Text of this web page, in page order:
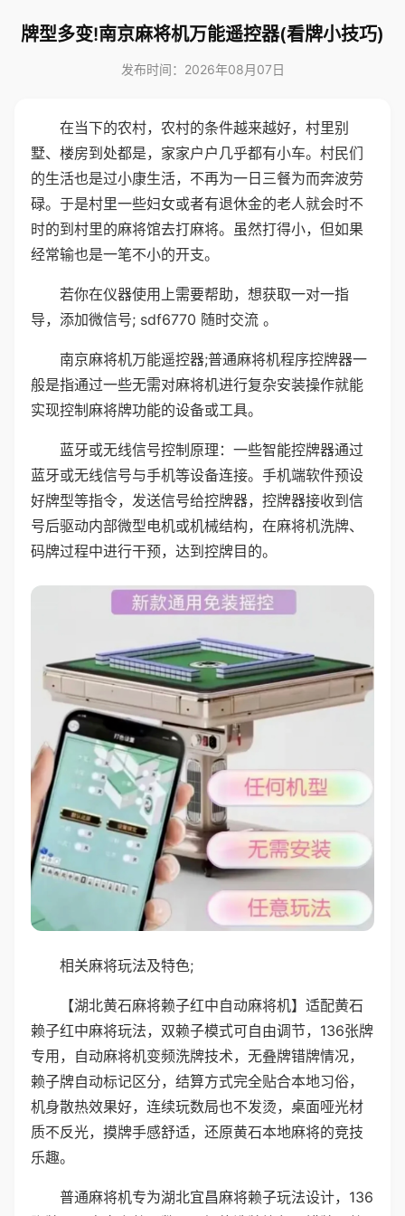
牌型多变!南京麻将机万能遥控器(看牌小技巧)
发布时间：2026年08月07日
在当下的农村，农村的条件越来越好，村里别
墅、楼房到处都是，家家户户几乎都有小车。村民们
的生活也是过小康生活，不再为一日三餐为而奔波劳
碌。于是村里一些妇女或者有退休金的老人就会时不
时的到村里的麻将馆去打麻将。虽然打得小，但如果
经常输也是一笔不小的开支。
若你在仪器使用上需要帮助，想获取一对一指
导，添加微信号; sdf6770 随时交流 。
南京麻将机万能遥控器;普通麻将机程序控牌器一
般是指通过一些无需对麻将机进行复杂安装操作就能
实现控制麻将牌功能的设备或工具。
蓝牙或无线信号控制原理：一些智能控牌器通过
蓝牙或无线信号与手机等设备连接。手机端软件预设
好牌型等指令，发送信号给控牌器，控牌器接收到信
号后驱动内部微型电机或机械结构，在麻将机洗牌、
码牌过程中进行干预，达到控牌目的。
相关麻将玩法及特色;
【湖北黄石麻将赖子红中自动麻将机】适配黄石
赖子红中麻将玩法，双赖子模式可自由调节，136张牌
专用，自动麻将机变频洗牌技术，无叠牌错牌情况，
赖子牌自动标记区分，结算方式完全贴合本地习俗，
机身散热效果好，连续玩数局也不发烫，桌面哑光材
质不反光，摸牌手感舒适，还原黄石本地麻将的竞技
乐趣。
普通麻将机专为湖北宜昌麻将赖子玩法设计，136